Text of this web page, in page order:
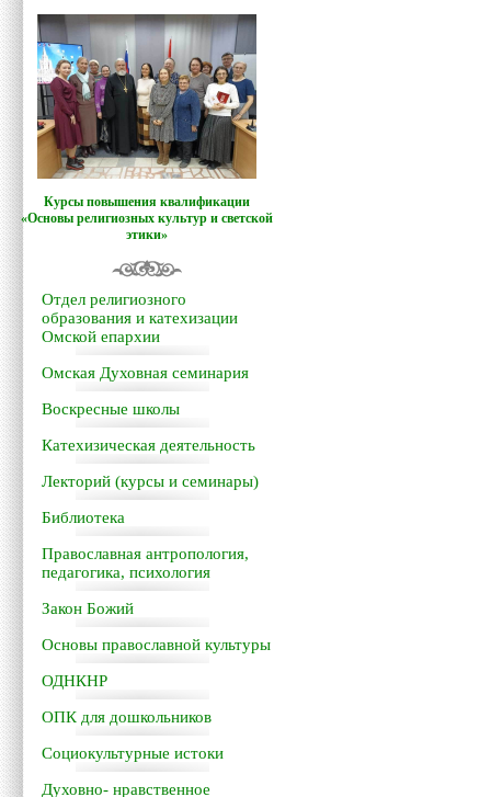
Курсы повышения квалификации
«Основы религиозных культур и светской
этики»
Отдел религиозного
образования и катехизации
Омской епархии
Омская Духовная семинария
Воскресные школы
Катехизическая деятельность
Лекторий (курсы и семинары)
Библиотека
Православная антропология,
педагогика, психология
Закон Божий
Основы православной культуры
ОДНКНР
ОПК для дошкольников
Социокультурные истоки
Духовно- нравственное